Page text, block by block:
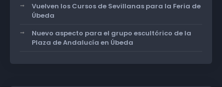
Vuelven los Cursos de Sevillanas para la Feria de
Úbeda
Nuevo aspecto para el grupo escultórico de la
Plaza de Andalucía en Úbeda